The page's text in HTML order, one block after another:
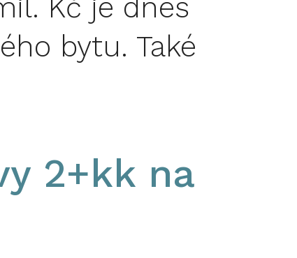
Kč je dnes
bytu. Také
2+kk na